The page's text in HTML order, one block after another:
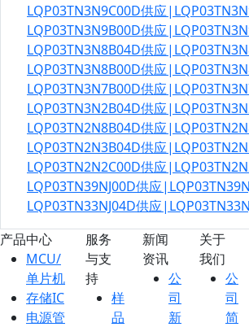
LQP03TN3N9C00D供应
LQP03TN3N9B00D供应
LQP03TN3N8B04D供应
LQP03TN3N8B00D供应
LQP03TN3N7B00D供应
LQP03TN3N2B04D供应
LQP03TN2N8B04D供应
LQP03TN2N3B04D供应
LQP03TN2N2C00D供应
LQP03TN39NJ00D供应
LQP03TN33NJ04D供应
产品中心
MCU/
单片机
存储IC
电源管
服务
与支
持
样
品
新闻
资讯
公
司
新
关于
我们
公
司
简